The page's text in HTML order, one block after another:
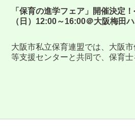
「保育の進学フェア」開催決定
（日）12:00～16:00＠大阪梅田
大阪市私立保育連盟では、大阪
等支援センターと共同で、保育